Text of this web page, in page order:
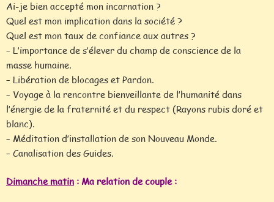
Ai-je bien accepté mon incarnation ?
Quel est mon implication dans la société ?
Quel est mon taux de confiance aux autres ?
– L’importance de s’élever du champ de conscience de la
masse humaine.
– Libération de blocages et Pardon.
– Voyage à la rencontre bienveillante de l’humanité dans
l’énergie de la fraternité et du respect (Rayons rubis doré et
blanc).
– Méditation d’installation de son Nouveau Monde.
– Canalisation des Guides.
Dimanche matin : Ma relation de couple :